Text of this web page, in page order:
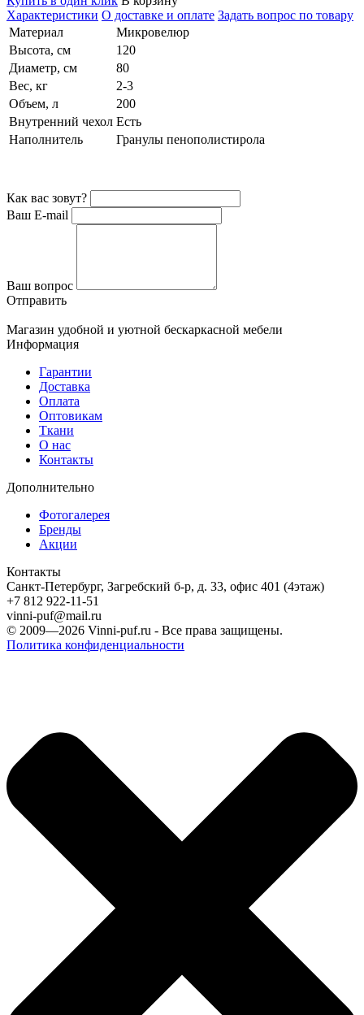
Характеристики О доставке и оплате Задать вопрос по товару
Материал
Микровелюр
Высота, см
120
Диаметр, см
80
Вес, кг
2-3
Объем, л
200
Внутренний чехол Есть
Наполнитель
Гранулы пенополистирола
Как вас зовут?
Ваш E-mail
Ваш вопрос
Отправить
Магазин удобной и уютной бескаркасной мебели
Информация
Гарантии
Доставка
Оплата
Оптовикам
Ткани
О нас
Контакты
Дополнительно
Фотогалерея
Бренды
Акции
Контакты
Санкт-Петербург, Загребский б-р, д. 33, офис 401 (4этаж)
+7 812 922-11-51
vinni-puf@mail.ru
© 2009—2026 Vinni-puf.ru - Все права защищены.
Политика конфиденциальности